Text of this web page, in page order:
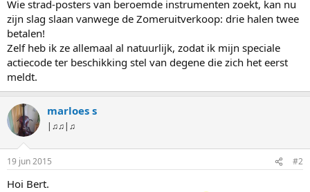
e
r
m
Wie strad-posters van beroemde instrumenten zoekt, kan nu
zijn slag slaan vanwege de Zomeruitverkoop: drie halen twee
betalen!
Zelf heb ik ze allemaal al natuurlijk, zodat ik mijn speciale
actiecode ter beschikking stel van degene die zich het eerst
meldt.
marloes s
|♫♫|♫
19 jun 2015 #2
Hoi Bert.